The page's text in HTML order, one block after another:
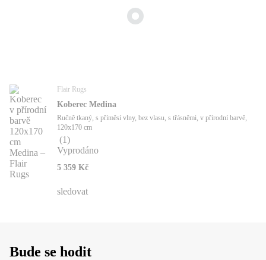
Flair Rugs
Koberec Medina
Ručně tkaný, s příměsí vlny, bez vlasu, s třásněmi, v přírodní barvě,
120x170 cm
(1)
Vyprodáno
5 359 Kč
sledovat
Bude se hodit